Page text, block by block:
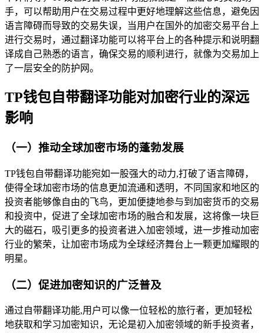
手，可以帮助用户在交易过程中更好地理解这些信息，避免因
语言障碍而导致的交易失误，当用户在国外的加密交易平台上
进行交易时，通过翻译功能可以将平台上的各种提示和说明翻
译成自己熟悉的语言，确保交易的顺利进行，就像为交易加上
了一层安全的防护网。
TP钱包自带翻译功能对加密行业的深远
影响
（一）推动全球加密市场的蓬勃发展
TP钱包自带翻译功能宛如一股强大的动力,打破了语言障碍，
使得全球加密市场的信息更加流通和透明，不同国家和地区的
投资者能够像自由的飞鸟，更加便捷地参与到加密货币的交易
和投资中，促进了全球加密市场的融合和发展，这将像一块巨
大的磁石，吸引更多的投资者进入加密领域，进一步推动加密
行业的繁荣，让加密市场成为全球经济舞台上一颗更加耀眼的
明星。
（二）促进加密知识的广泛普及
通过自带翻译功能,用户可以像一位轻松的旅行者，更加轻松
地获取和学习加密知识，无论是初入加密领域的新手投资者，